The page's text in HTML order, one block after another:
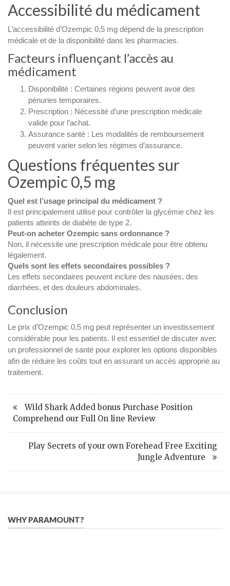
Accessibilité du médicament
L’accessibilité d’Ozempic 0,5 mg dépend de la prescription
médicale et de la disponibilité dans les pharmacies.
Facteurs influençant l’accès au
médicament
Disponibilité : Certaines régions peuvent avoir des
pénuries temporaires.
Prescription : Nécessité d’une prescription médicale
valide pour l’achat.
Assurance santé : Les modalités de remboursement
peuvent varier selon les régimes d’assurance.
Questions fréquentes sur
Ozempic 0,5 mg
Quel est l’usage principal du médicament ?
Il est principalement utilisé pour contrôler la glycémie chez les
patients atteints de diabète de type 2.
Peut-on acheter Ozempic sans ordonnance ?
Non, il nécessite une prescription médicale pour être obtenu
légalement.
Quels sont les effets secondaires possibles ?
Les effets secondaires peuvent inclure des nausées, des
diarrhées, et des douleurs abdominales.
Conclusion
Le prix d’Ozempic 0,5 mg peut représenter un investissement
considérable pour les patients. Il est essentiel de discuter avec
un professionnel de santé pour explorer les options disponibles
afin de réduire les coûts tout en assurant un accès approprié au
traitement.
Wild Shark Added bonus Purchase Position
Comprehend our Full On line Review
Play Secrets of your own Forehead Free Exciting
Jungle Adventure
WHY PARAMOUNT?